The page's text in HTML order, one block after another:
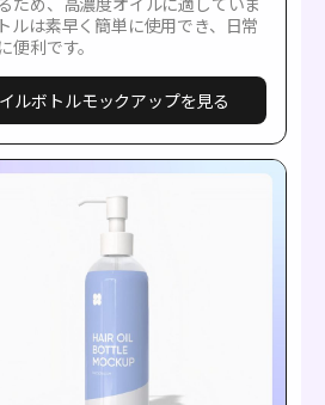
ルは素早く簡単に使用でき、日常
便利です。
ルボトルモックアップを見る